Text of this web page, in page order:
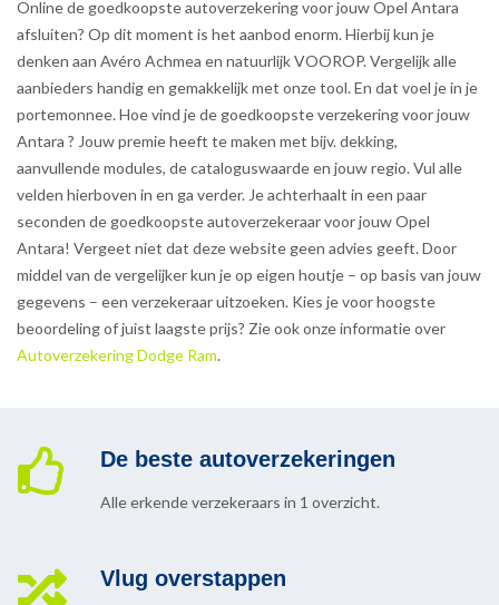
Online de goedkoopste autoverzekering voor jouw Opel Antara
afsluiten? Op dit moment is het aanbod enorm. Hierbij kun je
denken aan Avéro Achmea en natuurlijk VOOROP. Vergelijk alle
aanbieders handig en gemakkelijk met onze tool. En dat voel je in je
portemonnee. Hoe vind je de goedkoopste verzekering voor jouw
Antara ? Jouw premie heeft te maken met bijv. dekking,
aanvullende modules, de cataloguswaarde en jouw regio. Vul alle
velden hierboven in en ga verder. Je achterhaalt in een paar
seconden de goedkoopste autoverzekeraar voor jouw Opel
Antara! Vergeet niet dat deze website geen advies geeft. Door
middel van de vergelijker kun je op eigen houtje – op basis van jouw
gegevens – een verzekeraar uitzoeken. Kies je voor hoogste
beoordeling of juist laagste prijs? Zie ook onze informatie over
Autoverzekering Dodge Ram.
De beste autoverzekeringen
Alle erkende verzekeraars in 1 overzicht.
Vlug overstappen